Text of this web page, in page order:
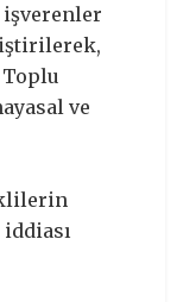
işverenler
ve